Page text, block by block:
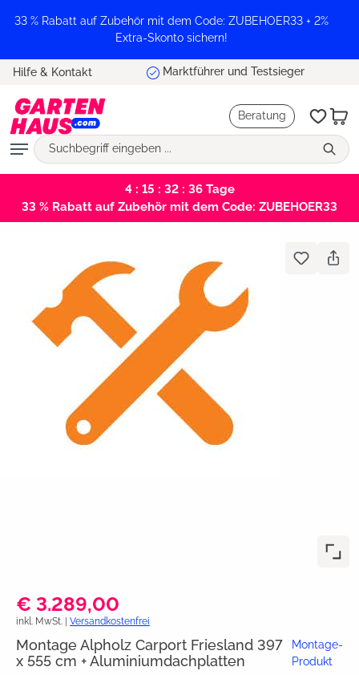
springen
33 % Rabatt auf Zubehör mit dem Code: ZUBEHOER33 + 2%
Extra-Skonto sichern!
Hilfe & Kontakt Marktführer und Testsieger
Beratung
4 : 15 : 32 : 35Tage
33 % Rabatt auf Zubehör mit dem Code: ZUBEHOER33
€ 3.289,00
inkl. MwSt. | Versandkostenfrei
Montage Alpholz Carport Friesland 397
x 555 cm + Aluminiumdachplatten
Montage-
Produkt